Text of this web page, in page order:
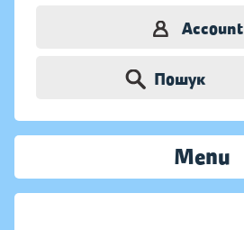
Account
Пошук
Menu